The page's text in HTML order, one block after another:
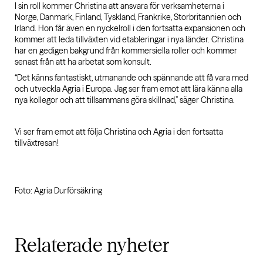
I sin roll kommer Christina att ansvara för verksamheterna i
Norge, Danmark, Finland, Tyskland, Frankrike, Storbritannien och
Irland. Hon får även en nyckelroll i den fortsatta expansionen och
kommer att leda tillväxten vid etableringar i nya länder. Christina
har en gedigen bakgrund från kommersiella roller och kommer
senast från att ha arbetat som konsult.
“Det känns fantastiskt, utmanande och spännande att få vara med
och utveckla Agria i Europa. Jag ser fram emot att lära känna alla
nya kollegor och att tillsammans göra skillnad,” säger Christina.
Vi ser fram emot att följa Christina och Agria i den fortsatta
tillväxtresan!
Foto: Agria Durförsäkring
Relaterade nyheter